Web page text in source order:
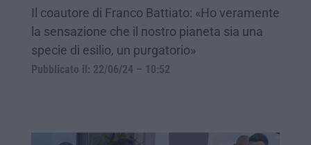
Il coautore di Franco Battiato: «Ho veramente
la sensazione che il nostro pianeta sia una
specie di esilio, un purgatorio»
Pubblicato il: 22/06/24 – 10:52